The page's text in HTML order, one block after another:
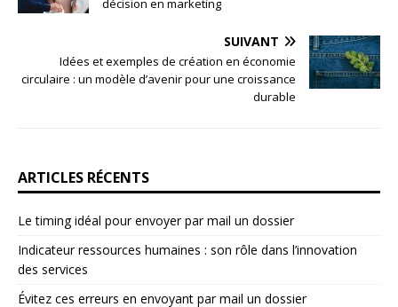
décision en marketing
SUIVANT
Idées et exemples de création en économie
circulaire : un modèle d’avenir pour une croissance
durable
ARTICLES RÉCENTS
Le timing idéal pour envoyer par mail un dossier
Indicateur ressources humaines : son rôle dans l’innovation
des services
Évitez ces erreurs en envoyant par mail un dossier